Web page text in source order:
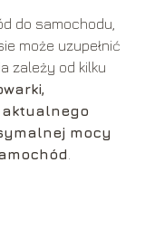
do samochodu,
może uzupełnić
zależy od kilku
mocy